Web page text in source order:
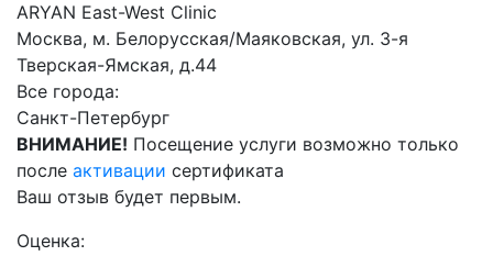
ARYAN East-West Clinic
Москва, м. Белорусская/Маяковская, ул. 3-я
Тверская-Ямская, д.44
Все города:
Санкт-Петербург
ВНИМАНИЕ! Посещение услуги возможно только
после активации сертификата
Ваш отзыв будет первым.
Оценка: